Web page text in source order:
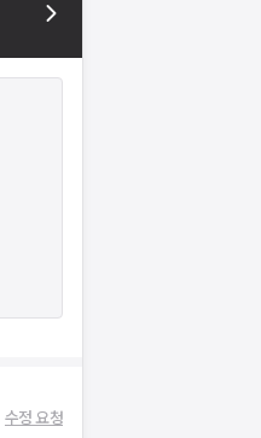
수정 요청